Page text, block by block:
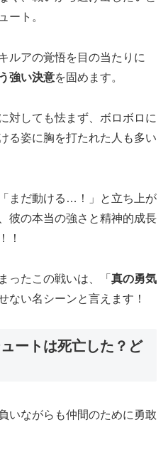
ート。
ルアの覚悟を目の当たりに
強い決意を固めます。
対しても怯まず、ボロボロに
る姿に胸を打たれた人も多い
まだ動ける…！」と立ち上が
彼の本当の強さと精神的成長
！
ったこの戦いは、「 真の勇気
ない名シーンと言えます！
ートは死亡した？ど
いながらも仲間のために勇敢